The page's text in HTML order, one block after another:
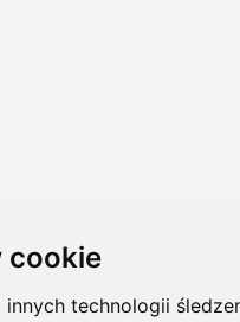
cookie
technologii